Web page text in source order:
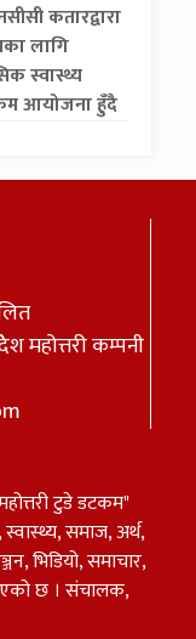
कतारद्वारा
लागि
स्वास्थ्य
आयोजना हुँदै
कम्पनी
टुडे डटकम"
समाज, अर्थ,
भिडियो, समाचार,
छ । संचालक,